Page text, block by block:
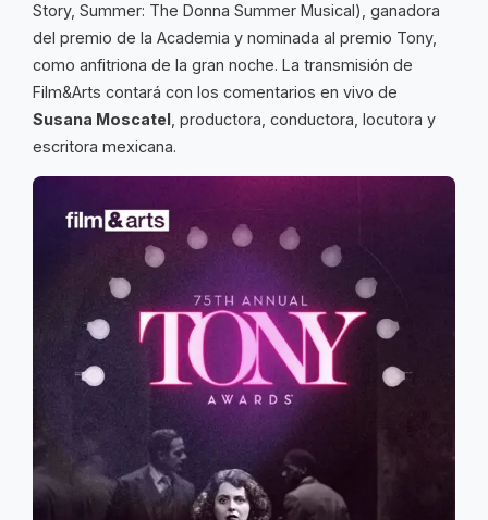
Story, Summer: The Donna Summer Musical), ganadora
del premio de la Academia y nominada al premio Tony,
como anfitriona de la gran noche. La transmisión de
Film&Arts contará con los comentarios en vivo de
Susana Moscatel , productora, conductora, locutora y
escritora mexicana.